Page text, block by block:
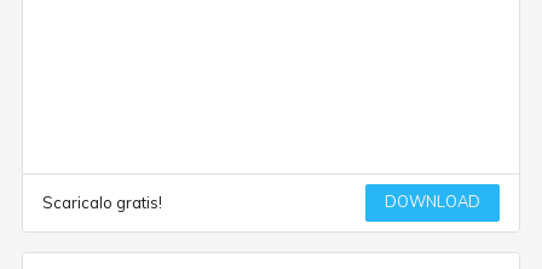
Scaricalo gratis! DOWNLOAD